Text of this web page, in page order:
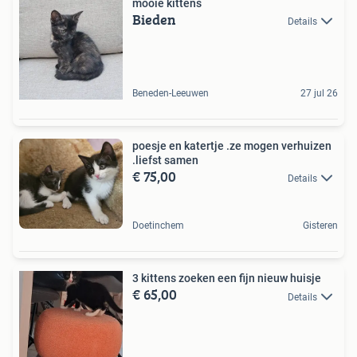
mooie kittens
Bieden Details
Beneden-Leeuwen 27 jul 26
poesje en katertje .ze mogen verhuizen
.liefst samen
€ 75,00 Details
Doetinchem Gisteren
3 kittens zoeken een fijn nieuw huisje
€ 65,00 Details